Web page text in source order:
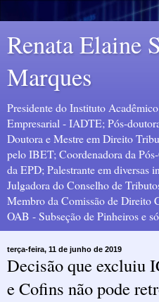
Renata Elaine
Marques
Presidente do Instituto
Empresarial - IADTE; Pós-
Doutora e Mestre em Direito
pelo IBET; Coordenadora da
da EPD; Palestrante em diversas
Julgadora do Conselho de
Membro da Comissão de Direito
OAB - Subseção de Pinheiros e
terça-feira, 11 de junho de 2019
Decisão que excluiu
e Cofins não pode